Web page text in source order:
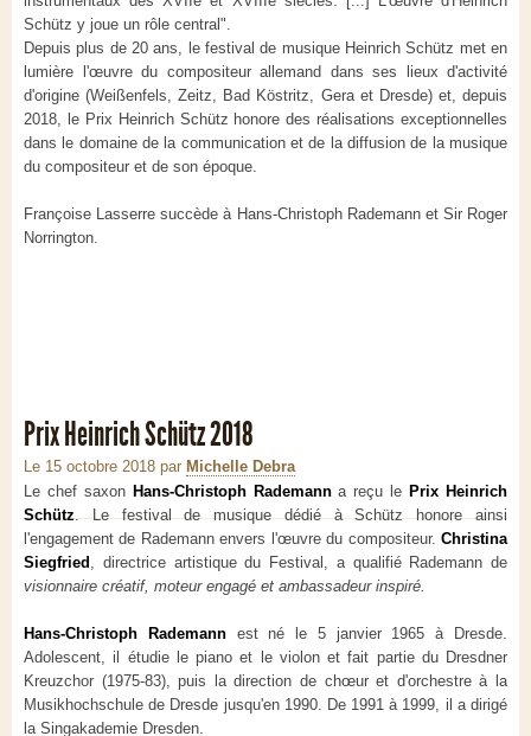
Schütz y joue un rôle central".
Depuis plus de 20 ans, le festival de musique Heinrich Schütz met en
lumière l'œuvre du compositeur allemand dans ses lieux d'activité
d'origine (Weißenfels, Zeitz, Bad Köstritz, Gera et Dresde) et, depuis
2018, le Prix Heinrich Schütz honore des réalisations exceptionnelles
dans le domaine de la communication et de la diffusion de la musique
du compositeur et de son époque.
Françoise Lasserre succède à Hans-Christoph Rademann et Sir Roger
Norrington.
Prix Heinrich Schütz 2018
Le 15 octobre 2018 par Michelle Debra
Le chef saxon Hans-Christoph Rademanna reçu le Prix Heinrich
Schütz. Le festival de musique dédié à Schütz honore ainsi
l'engagement de Rademann envers l'œuvre du compositeur. Christina
Siegfried , directrice artistique du Festival, a qualifié Rademann de
visionnaire créatif, moteur engagé et ambassadeur inspiré.
Hans-Christoph Rademannest né le 5 janvier 1965 à Dresde.
Adolescent, il étudie le piano et le violon et fait partie du Dresdner
Kreuzchor (1975-83), puis la direction de chœur et d'orchestre à la
Musikhochschule de Dresde jusqu'en 1990. De 1991 à 1999, il a dirigé
la Singakademie Dresden.